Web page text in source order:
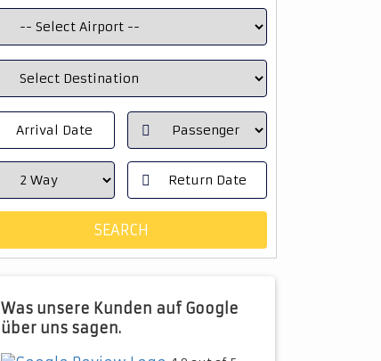
Was unsere Kunden auf Google
über uns sagen.